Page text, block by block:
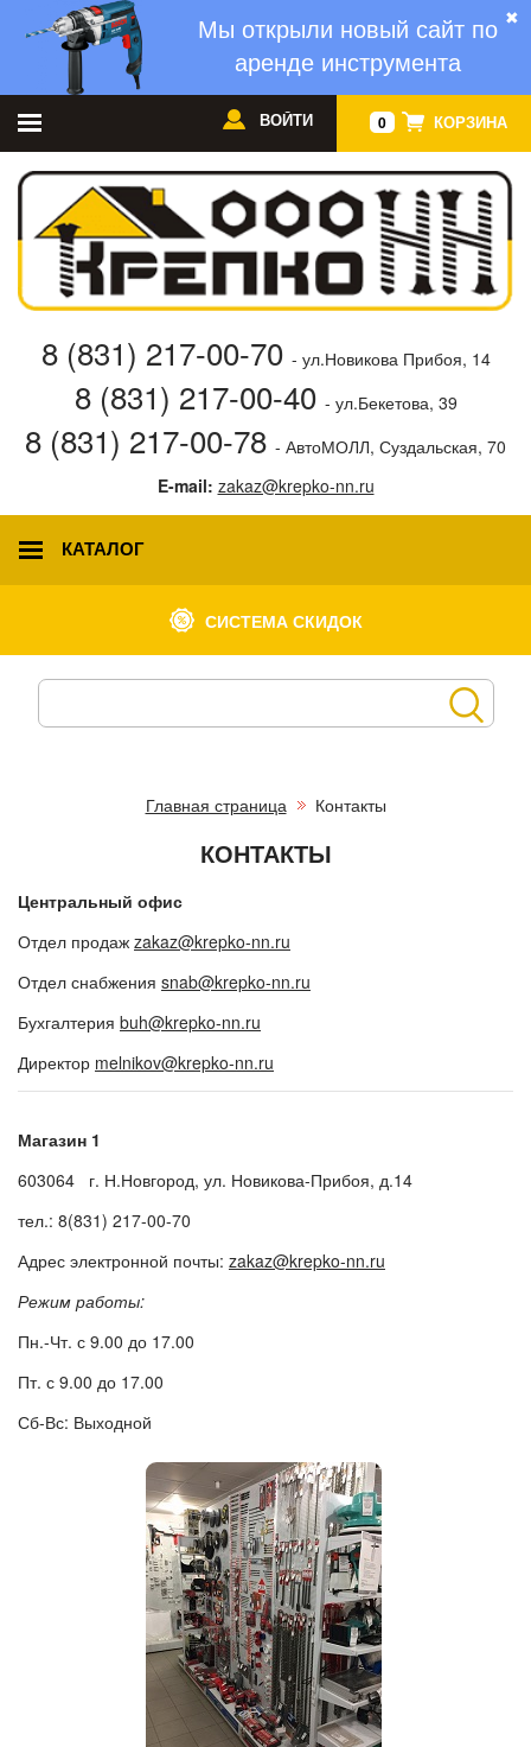
✖
Мы открыли новый сайт по
аренде инструмента
0 КОРЗИНА
ВОЙТИ
8 (831) 217-00-70 - ул.Новикова Прибоя, 14
8 (831) 217-00-40 - ул.Бекетова, 39
8 (831) 217-00-78 - АвтоМОЛЛ, Суздальская, 70
E-mail: zakaz@krepko-nn.ru
КАТАЛОГ
СИСТЕМА СКИДОК
Главная страница Контакты
КОНТАКТЫ
Центральный офис
Отдел продаж zakaz@krepko-nn.ru
Отдел снабжения snab@krepko-nn.ru
Бухгалтерия buh@krepko-nn.ru
Директор melnikov@krepko-nn.ru
Магазин 1
603064 г. Н.Новгород, ул. Новикова-Прибоя, д.14
тел.: 8(831) 217-00-70
Адрес электронной почты: zakaz@krepko-nn.ru
Режим работы:
Пн.-Чт. с 9.00 до 17.00
Пт. с 9.00 до 17.00
Сб-Вс: Выходной